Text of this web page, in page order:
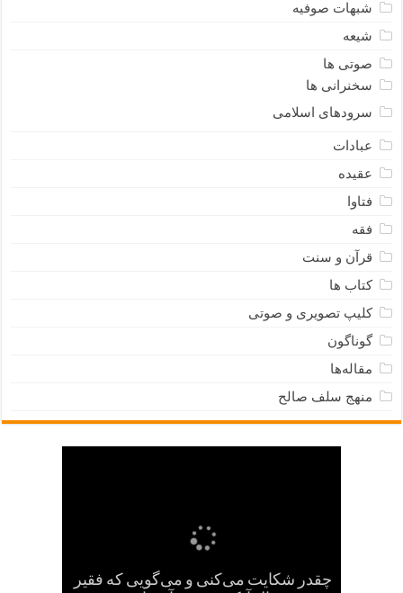
شبهات صوفیه
شیعه
صوتی ها
سخنرانی ها
سرودهای اسلامی
عبادات
عقیده
فتاوا
فقه
قرآن و سنت
کتاب ها
کلیپ تصویری و صوتی
گوناگون
مقاله‌ها
منهج سلف صالح
چقدر شکایت می‌کنی و می‌گویی که فقیر
هرگاه با نفس خود سخن گفتی، به نفست